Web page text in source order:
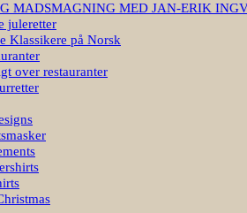
MADSMAGNING MED JAN-ERIK
juleretter
Klassikere på Norsk
over restauranter